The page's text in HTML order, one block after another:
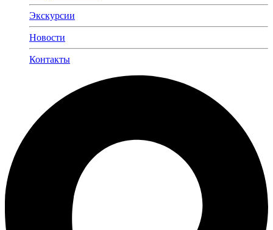
Экскурсии
Новости
Контакты